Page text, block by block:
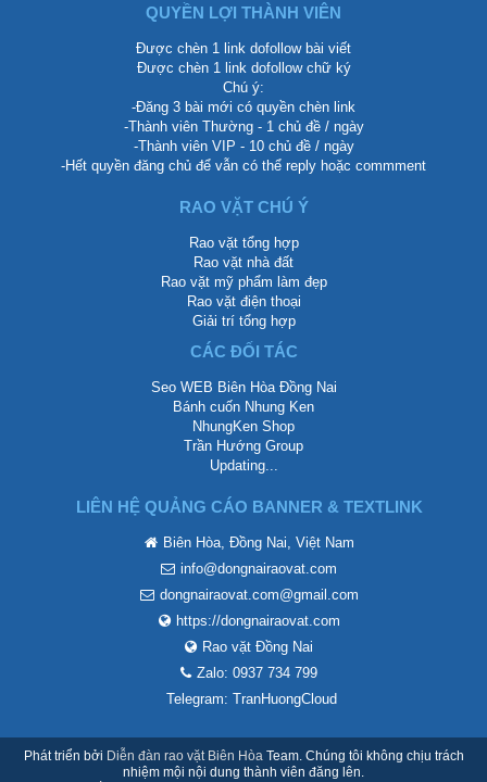
QUYỀN LỢI THÀNH VIÊN
Được chèn 1 link dofollow bài viết
Được chèn 1 link dofollow chữ ký
Chú ý:
-Đăng 3 bài mới có quyền chèn link
-Thành viên Thường - 1 chủ đề / ngày
-Thành viên VIP - 10 chủ đề / ngày
-Hết quyền đăng chủ để vẫn có thể reply hoặc commment
RAO VẶT CHÚ Ý
Rao vặt tổng hợp
Rao vặt nhà đất
Rao vặt mỹ phẩm làm đẹp
Rao vặt điện thoại
Giải trí tổng hợp
CÁC ĐỐI TÁC
Seo WEB Biên Hòa Đồng Nai
Bánh cuốn Nhung Ken
NhungKen Shop
Trần Hướng Group
Updating...
LIÊN HỆ QUẢNG CÁO BANNER & TEXTLINK
Biên Hòa, Đồng Nai, Việt Nam
info@dongnairaovat.com
dongnairaovat.com@gmail.com
https://dongnairaovat.com
Rao vặt Đồng Nai
Zalo: 0937 734 799
Telegram: TranHuongCloud
Phát triển bởi Diễn đàn rao vặt Biên Hòa Team. Chúng tôi không chịu trách
nhiệm mội nội dung thành viên đăng lên.